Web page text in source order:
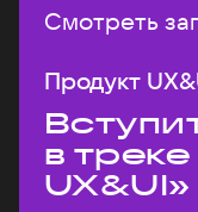
Смотреть
Продукт
в
UX&UI»